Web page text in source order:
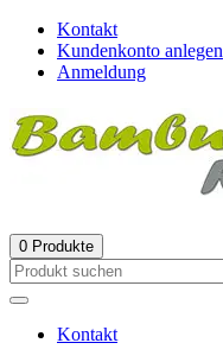
Kontakt
Kundenkonto anlegen
Anmeldung
0 Produkte
Kontakt